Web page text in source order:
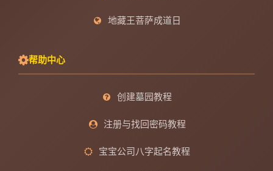
地藏王菩萨成道日
帮助中心
创建墓园教程
注册与找回密码教程
宝宝公司八字起名教程